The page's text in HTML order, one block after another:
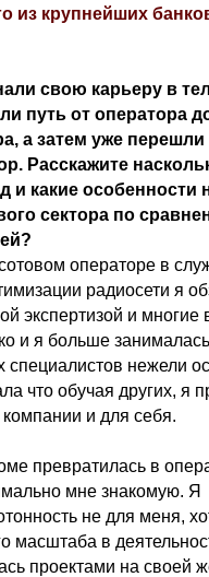
из крупнейших
свою карьеру в
путь от оператора
а затем уже перешли
Расскажите
и какие особенности
сектора по
операторе в
радиосети я
экспертизой и
и я больше занималась
нежели
что обучая других, я
и для себя.
превратилась в
мне знакомую. Я
не для меня,
масштаба в
проектами на своей